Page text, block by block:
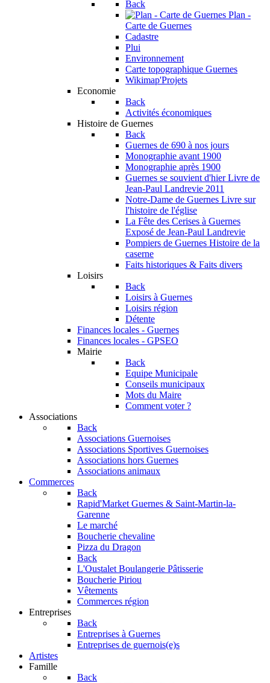
Back
Plan -
Carte de Guernes
Cadastre
Plui
Environnement
Carte topographique Guernes
Wikimap'Projets
Economie
Back
Activités économiques
Histoire de Guernes
Back
Guernes de 690 à nos jours
Monographie avant 1900
Monographie après 1900
Guernes se souvient d'hier Livre de
Jean-Paul Landrevie 2011
Notre-Dame de Guernes Livre sur
l'histoire de l'église
La Fête des Cerises à Guernes
Exposé de Jean-Paul Landrevie
Pompiers de Guernes Histoire de la
caserne
Faits historiques & Faits divers
Loisirs
Back
Loisirs à Guernes
Loisirs région
Détente
Finances locales - Guernes
Finances locales - GPSEO
Mairie
Back
Equipe Municipale
Conseils municipaux
Mots du Maire
Comment voter ?
Associations
Back
Associations Guernoises
Associations Sportives Guernoises
Associations hors Guernes
Associations animaux
Commerces
Back
Rapid'Market Guernes & Saint-Martin-la-
Garenne
Le marché
Boucherie chevaline
Pizza du Dragon
Back
L'Oustalet Boulangerie Pâtisserie
Boucherie Piriou
Vêtements
Commerces région
Entreprises
Back
Entreprises à Guernes
Entreprises de guernois(e)s
Artistes
Famille
Back